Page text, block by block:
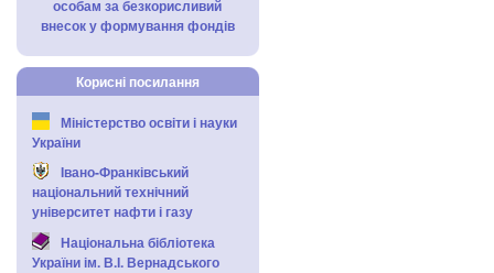
особам за безкорисливий
внесок у формування фондів
Корисні посилання
Міністерство освіти і науки
України
Івано-Франківський
національний технічний
університет нафти і газу
Національна бібліотека
України ім. В.І. Вернадського